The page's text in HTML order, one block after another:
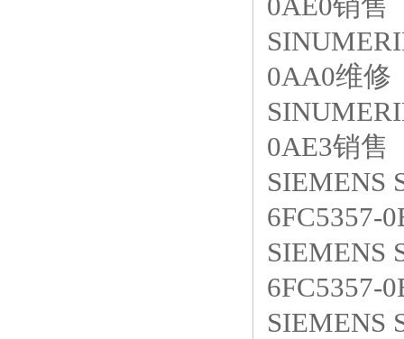
0AA0维修
0AE3销售
SIEMENS
6FC5357-
SIEMENS
6FC5357-
SIEMENS